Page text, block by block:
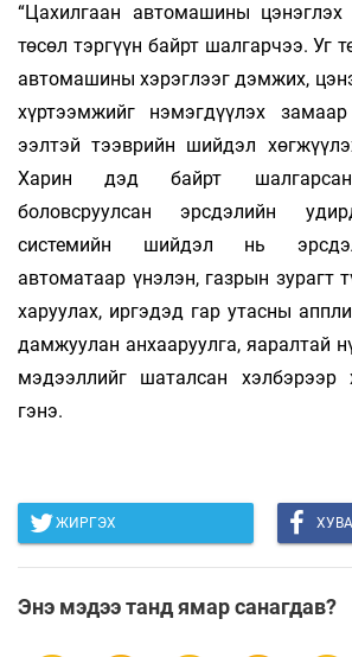
“Цахилгаан автомашины цэнэглэх
төсөл тэргүүн байрт шалгарчээ. Уг
автомашины хэрэглээг дэмжих,
хүртээмжийг нэмэгдүүлэх
ээлтэй тээврийн шийдэл
Харин дэд байрт
боловсруулсан эрсдэлийн
системийн шийдэл нь
автоматаар үнэлэн, газрын зурагт
харуулах, иргэдэд гар утасны
дамжуулан анхааруулга, яаралтай
мэдээллийг шаталсан хэлбэрээр
гэнэ.
ЖИРГЭХ
Энэ мэдээ танд ямар санагдав?